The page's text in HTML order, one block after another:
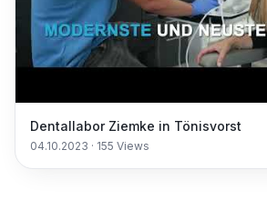
Dentallabor Ziemke in Tönisvorst
04.10.2023 · 155 Views